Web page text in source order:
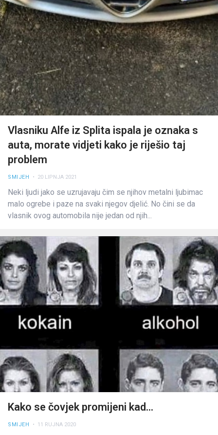
Vlasniku Alfe iz Splita ispala je oznaka s
auta, morate vidjeti kako je riješio taj
problem
SMIJEH • 20 LIPNJA 2021
Neki ljudi jako se uzrujavaju čim se njihov metalni ljubimac
malo ogrebe i paze na svaki njegov djelić. No čini se da
vlasnik ovog automobila nije jedan od njih...
Kako se čovjek promijeni kad...
SMIJEH • 11 RUJNA 2020